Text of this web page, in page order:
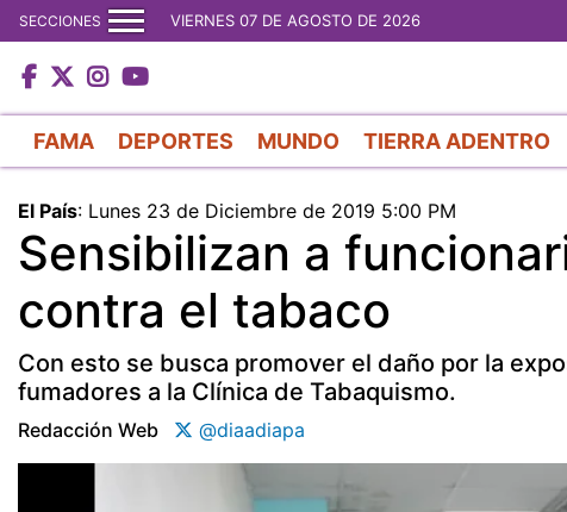
SECCIONES VIERNES 07 DE AGOSTO DE 2026
FAMA DEPORTES MUNDO TIERRA ADENTRO
El País: Lunes 23 de Diciembre de 2019 5:00 PM
Sensibilizan a
contra el tabaco
Con esto se busca promover el daño por la
fumadores a la Clínica de Tabaquismo.
Redacción Web @diaadiapa